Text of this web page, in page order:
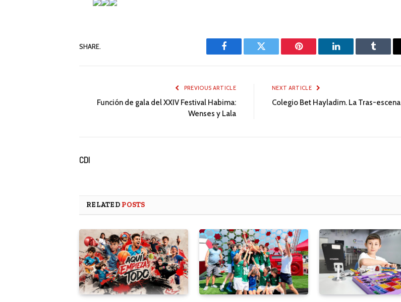
SHARE.
Facebook Twitter Pinterest LinkedIn Tumblr
PREVIOUS ARTICLE
Función de gala del XXIV Festival Habima:
Wenses y Lala
NEXT ARTICLE
Colegio Bet Hayladim. La Tras-escena
CDI
RELATED POSTS